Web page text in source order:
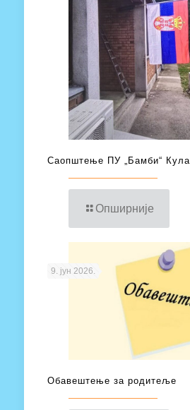
Саопштење ПУ „Бамби“ Кула
Опширније
9. јун 2026.
Обавештење за родитеље